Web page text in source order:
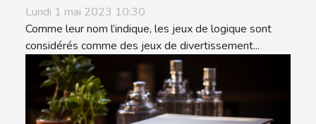
Lundi 1 mai 2023 10:30
Comme leur nom l’indique, les jeux de logique sont
considérés comme des jeux de divertissement...